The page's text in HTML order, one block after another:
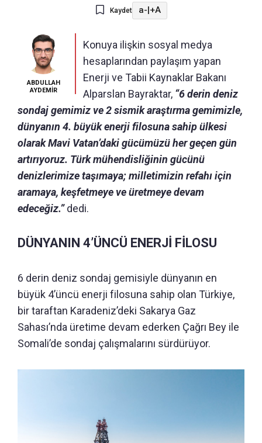
Kaydet a-|+A
ABDULLAH
AYDEMİR
Konuya ilişkin sosyal medya
hesaplarından paylaşım yapan
Enerji ve Tabii Kaynaklar Bakanı
Alparslan Bayraktar, “6 derin deniz
sondaj gemimiz ve 2 sismik araştırma gemimizle,
dünyanın 4. büyük enerji filosuna sahip ülkesi
olarak Mavi Vatan’daki gücümüzü her geçen gün
artırıyoruz. Türk mühendisliğinin gücünü
denizlerimize taşımaya; milletimizin refahı için
aramaya, keşfetmeye ve üretmeye devam
edeceğiz.”dedi.
DÜNYANIN 4’ÜNCÜ ENERJİ FİLOSU
6 derin deniz sondaj gemisiyle dünyanın en
büyük 4’üncü enerji filosuna sahip olan Türkiye,
bir taraftan Karadeniz’deki Sakarya Gaz
Sahası’nda üretime devam ederken Çağrı Bey ile
Somali’de sondaj çalışmalarını sürdürüyor.